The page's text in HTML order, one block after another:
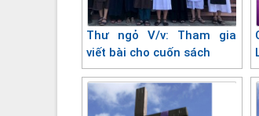
Thư ngỏ V/v: Tham gia
viết bài cho cuốn sách